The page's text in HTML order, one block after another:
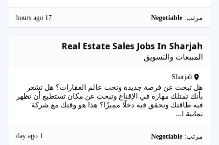
مرتب: 17 hours ago
Real Estate Sales Jobs In Sharjah
المبيعات والتسويق
Sharjah
هل تبحث عن فرصة جديدة وتحب عالم العقارات؟ هل تشعر
بأنك تمتلك مهارة في الإقناع وتبحث عن مكان تستطيع أن تظهر
فيه طاقتك وتحقق فيه دخلًا مميزًا؟ هذا هو وقتك مع شركة
ثمانية ا...
مرتب: 1 day ago